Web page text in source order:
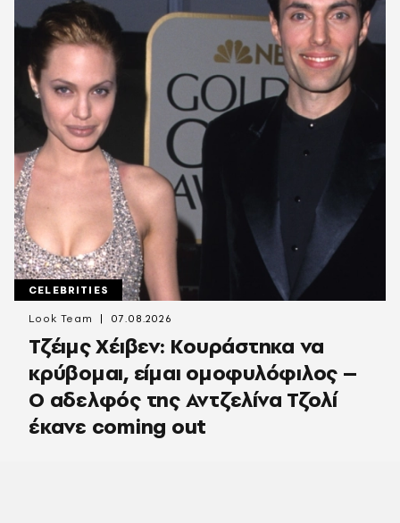
CELEBRITIES
Τζέιμς Χέιβεν: Κουράστηκα να
κρύβομαι, είμαι ομοφυλόφιλος –
Ο αδελφός της Αντζελίνα Τζολί
έκανε coming out
Look Team 07.08.2026